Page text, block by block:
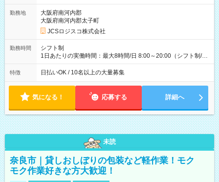
ど！ ・主要都市エリア 月収55万円／週5日稼働 月収65万~112
万円／週6日稼働 ・地方郊外エリア 月収40万円／週5日稼働 月
収40万円~50万円／週6日稼働 ＜モデルイメージ＞ ■月収50万
円 (27歳男性/江東区在住)※元建築関係 1日150個配達×25日勤務
(日休み) ■月収80万円(43歳男性/墨田区在住)※元営業 1日200個
勤務地
大阪府南河内郡
大阪府南河内郡太子町
JCSロジスコ株式会社
勤務時間
シフト制
1日あたりの実働時間：最大8時間/日 8:00～20:00（シフト制/実
働8時間） ※週5日勤務（場所次第では週4も有り） ※配達状況
によって時間外での勤務可能性有り ※案件により多少の前後あ
特徴 日払いOK / 10名以上の大量募集
気になる！ 応募する 詳細へ
未読
奈良市｜貸しおしぼりの包装など軽作業！モク
モク作業好きな方大歓迎！